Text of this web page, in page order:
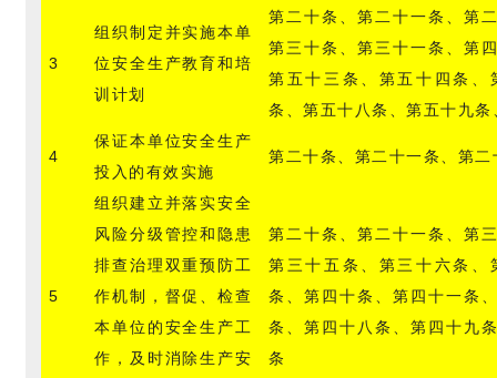
3
组织制定并实施本单
位安全生产教育和培
训计划
第二十条、第二十一条、第
第三十条、第三十一条、第
第五十三条、第五十四条
条、第五十八条、第五十九
4
保证本单位安全生产
投入的有效实施
第二十条、第二十一条、第
5
组织建立并落实安全
风险分级管控和隐患
排查治理双重预防工
作机制，督促、检查
本单位的安全生产工
作，及时消除生产安
第二十条、第二十一条、第
第三十五条、第三十六条
条、第四十条、第四十一条
条、第四十八条、第四十九
条